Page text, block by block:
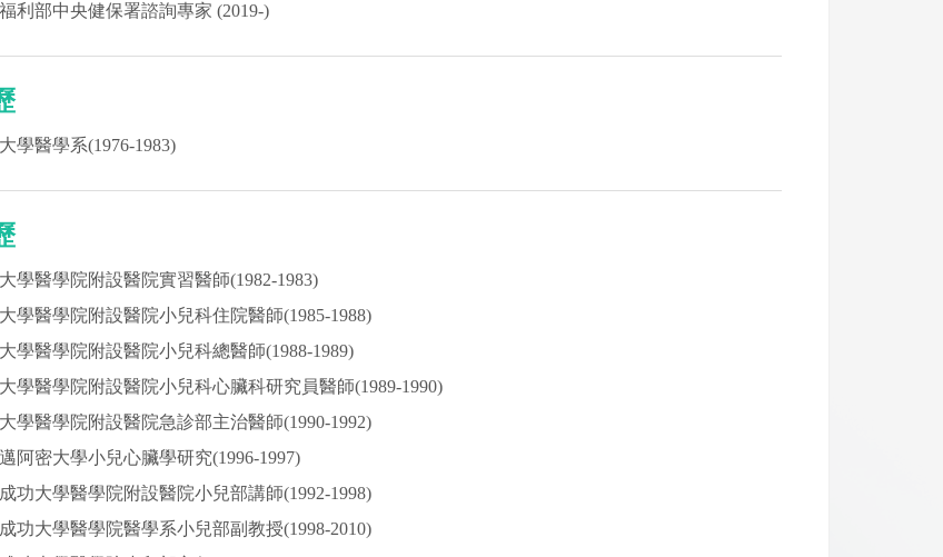
利部中央健保署諮詢專家 (2019-)
學醫學系(1976-1983)
學醫學院附設醫院實習醫師(1982-1983)
學醫學院附設醫院小兒科住院醫師(1985-1988)
學醫學院附設醫院小兒科總醫師(1988-1989)
學醫學院附設醫院小兒科心臟科研究員醫師(1989-1990)
學醫學院附設醫院急診部主治醫師(1990-1992)
阿密大學小兒心臟學研究(1996-1997)
功大學醫學院附設醫院小兒部講師(1992-1998)
功大學醫學院醫學系小兒部副教授(1998-2010)